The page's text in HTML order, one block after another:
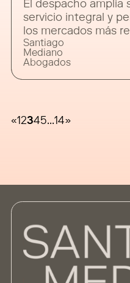
El despacho amplía
servicio integral y
los mercados más
Latinoamérica
Abogados ha
desean operar
Santiago
Mediano
Abogados
«12345…14»